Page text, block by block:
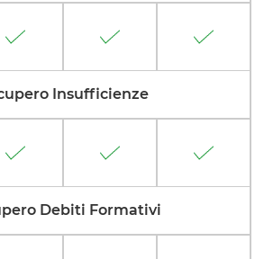
Insufficienze
Debiti Formativi